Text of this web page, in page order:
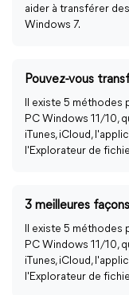
aider à transférer
Windows 7.
Il existe 5 méthodes
PC Windows 11/10,
iTunes, iCloud,
l'Explorateur de
Il existe 5 méthodes
PC Windows 11/10,
iTunes, iCloud,
l'Explorateur de